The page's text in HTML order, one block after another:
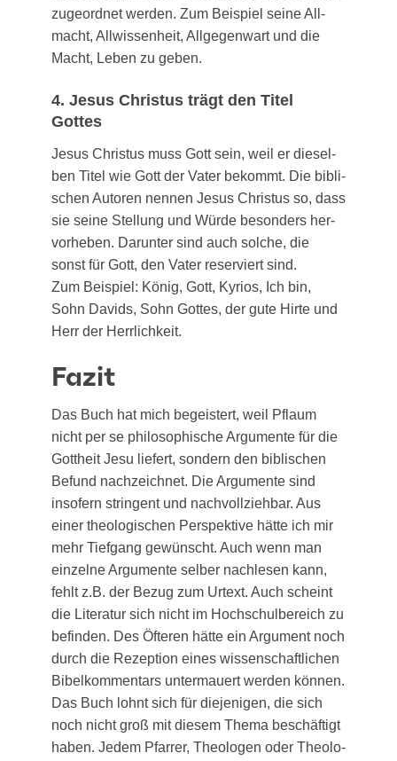
zuge­ord­net wer­den. Zum Bei­spiel sei­ne All­
macht, All­wis­sen­heit, All­ge­gen­wart und die
Macht, Leben zu geben.
4. Jesus Christus trägt den Titel
Gottes
Jesus Chris­tus muss Gott sein, weil er die­sel­
ben Titel wie Gott der Vater bekommt. Die bibli­
schen Autoren nen­nen Jesus Chris­tus so, dass
sie sei­ne Stel­lung und Wür­de beson­ders her­
vor­he­ben. Dar­un­ter sind auch sol­che, die
sonst für Gott, den Vater reser­viert sind.
Zum Bei­spiel: König, Gott, Kyri­os, Ich bin,
Sohn Davids, Sohn Got­tes, der gute Hir­te und
Herr der Herrlichkeit.
Fazit
Das Buch hat mich begeis­tert, weil Pflaum
nicht per se phi­lo­so­phi­sche Argu­men­te für die
Gott­heit Jesu lie­fert, son­dern den bibli­schen
Befund nach­zeich­net. Die Argu­men­te sind
inso­fern strin­gent und nach­voll­zieh­bar. Aus
einer theo­lo­gi­schen Per­spek­ti­ve hät­te ich mir
mehr Tief­gang gewünscht. Auch wenn man
ein­zel­ne Argu­men­te sel­ber nach­le­sen kann,
fehlt z.B. der Bezug zum Urtext. Auch scheint
die Lite­ra­tur sich nicht im Hoch­schul­be­reich zu
befin­den. Des Öfte­ren hät­te ein Argu­ment noch
durch die Rezep­ti­on eines wis­sen­schaft­li­chen
Bibel­kom­men­tars unter­mau­ert wer­den können.
Das Buch lohnt sich für die­je­ni­gen, die sich
noch nicht groß mit die­sem The­ma beschäf­tigt
haben. Jedem Pfar­rer, Theo­lo­gen oder Theo­lo­